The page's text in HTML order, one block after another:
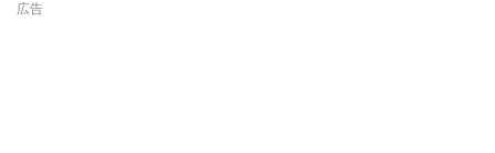
広告